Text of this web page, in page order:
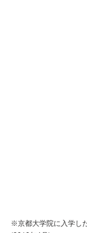
※京都大学院に入学し